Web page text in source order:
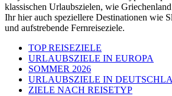
klassischen Urlaubszielen, wie
Ihr hier auch speziellere Destinationen wie
und aufstrebende Fernreiseziele.
TOP REISEZIELE
URLAUBSZIELE IN EUROPA
SOMMER 2026
URLAUBSZIELE IN
ZIELE NACH REISETYP